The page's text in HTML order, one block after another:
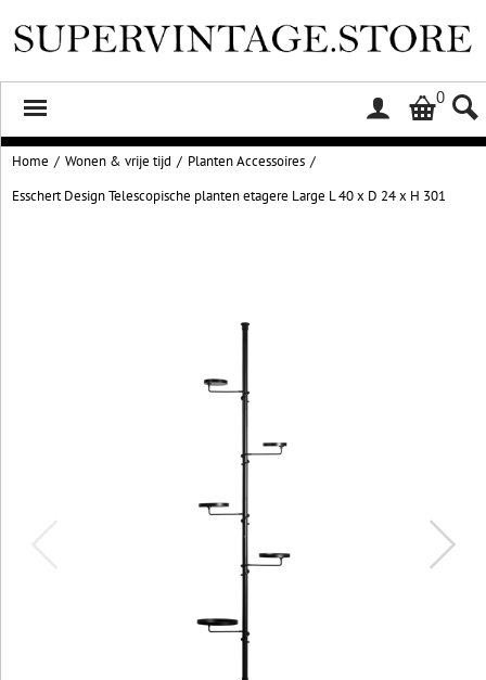
0
Home / Wonen & vrije tijd / Planten Accessoires /
Esschert Design Telescopische planten etagere Large L 40 x D 24 x H 301